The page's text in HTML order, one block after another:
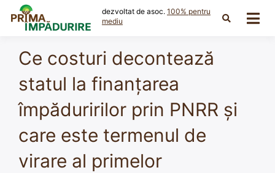
content
dezvoltat de asoc. 100% pentru
mediu
Ce costuri decontează
statul la finanțarea
împăduririlor prin PNRR și
care este termenul de
virare al primelor